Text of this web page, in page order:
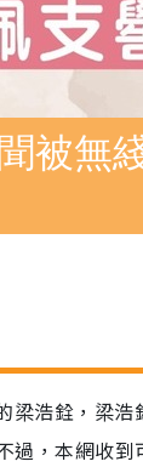
被無
梁浩銓，梁
，本網收